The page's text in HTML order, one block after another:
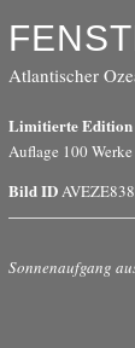
Atlantischer
Limitierte Edition
Auflage 100 Werke
Bild ID
Sonnenaufgang